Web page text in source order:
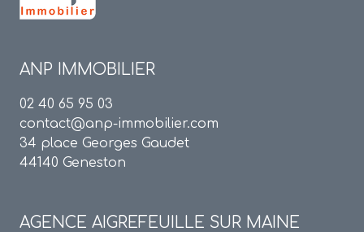
ANP IMMOBILIER
02 40 65 95 03
contact@anp-immobilier.com
34 place Georges Gaudet
44140 Geneston
AGENCE AIGREFEUILLE SUR MAINE